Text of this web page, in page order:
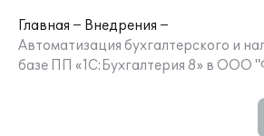
Главная
Внедрения
Автоматизация бухгалтерского и
базе ПП «1С:Бухгалтерия 8» в ООО